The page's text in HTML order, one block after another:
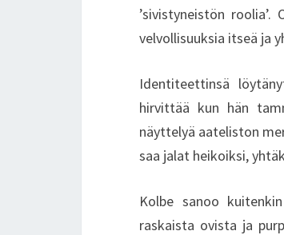
’sivistyneistön
velvollisuuksia itseä ja
Identiteettinsä
hirvittää kun hän
näyttelyä aateliston
saa jalat heikoiksi,
Kolbe sanoo
raskaista ovista ja